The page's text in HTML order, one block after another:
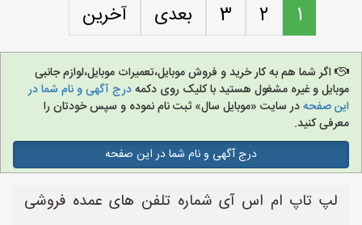
1
2
3 بعدی آخرین
اگر شما هم به کار خرید و فروش موبایل،تعمیرات موبایل،لوازم جانبی
موبایل و غیره مشغول هستید با کلیک روی دکمهدرج آگهی و نام شما در
این صفحهدر سایت «موبایل سال» ثبت نام نموده و سپس خودتان را
معرفی کنید.
درج آگهی و نام شما در این صفحه
لپ تاپ ام اس آی شماره تلفن های عمده فروشی